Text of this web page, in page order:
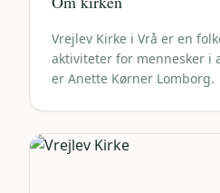
Vrejlev Kirke i Vrå er en
aktiviteter for mennesker i
er Anette Kørner Lomborg.